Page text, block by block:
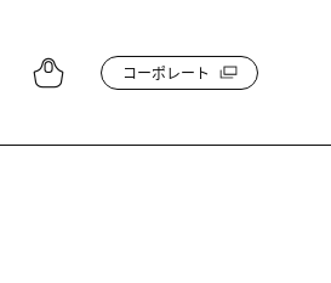
コーポレート